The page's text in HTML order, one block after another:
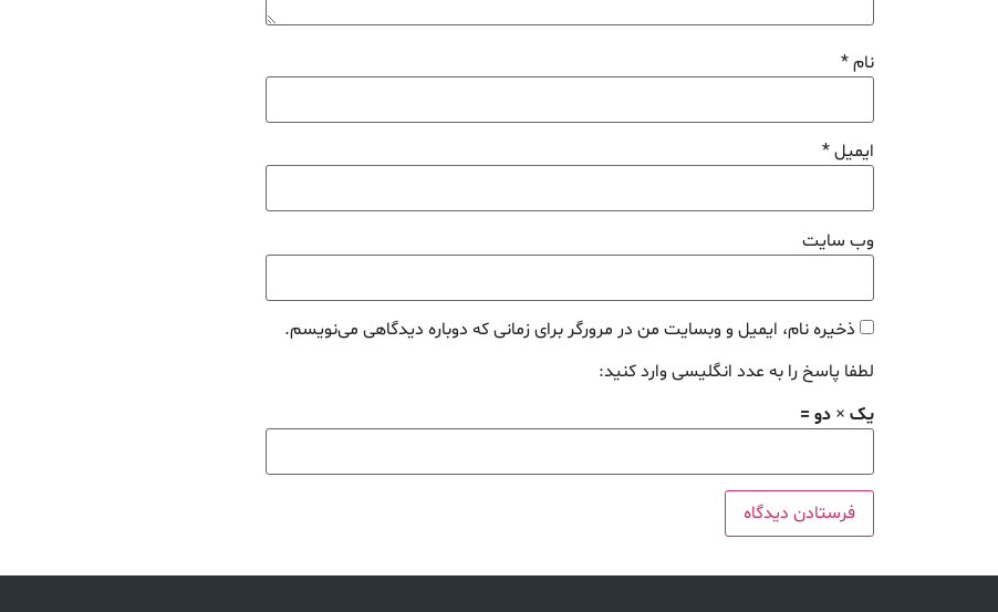
نام*
ایمیل*
وب‌ سایت
ذخیره نام، ایمیل و وبسایت من در مرورگر برای زمانی که دوباره دیدگاهی می‌نویسم.
لطفا پاسخ را به عدد انگلیسی وارد کنید:
یک × دو =